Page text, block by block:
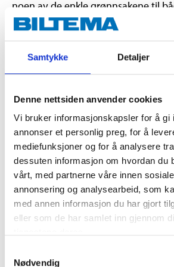
Samtykke Detaljer
Denne nettsiden anvender cookies
Vi bruker informasjonskapsler for å gi
annonser et personlig preg, for å
mediefunksjoner og for å analysere
dessuten informasjon om hvordan du
vårt, med partnerne våre innen
annonsering og analysearbeid, som
med annen informasjon du har gjort
eller som de har samlet inn gjennom
Nødvendig
noen av de enkle grønnsakene til
ogdrivhus. På den måten får du noen
suksessopplevelser, slik at du
oppe.
Poteter er en viktig de av måltidene,
dyrket dem siden 1600-tallet.
enkleste grønnsakene å forspire og
trenger plass.
Forspiring av poteter
Forspiring av poteter fungerer på
settepoteter, og legg dem i en